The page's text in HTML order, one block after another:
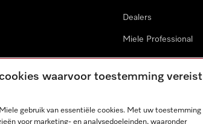
Dealers
Miele Professional
Miele in projecten
Miele Marine
waarvoor toestemming vereist
gebruik van essentiële cookies. Met uw toestemming
voor marketing- en analysedoeleinden, waaronder